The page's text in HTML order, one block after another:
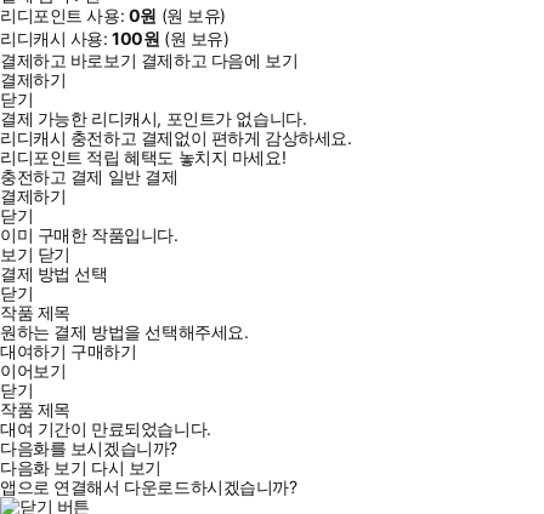
리디포인트 사용: 0원 (원 보유)
리디캐시 사용:100원 (원 보유)
결제하고 바로보기 결제하고 다음에 보기
결제하기
닫기
결제 가능한 리디캐시, 포인트가 없습니다.
리디캐시 충전하고 결제없이 편하게 감상하세요.
리디포인트 적립 혜택도 놓치지 마세요!
충전하고 결제 일반 결제
결제하기
닫기
이미 구매한 작품입니다.
보기 닫기
결제 방법 선택
닫기
작품 제목
원하는 결제 방법을 선택해주세요.
대여하기 구매하기
이어보기
닫기
작품 제목
대여 기간이 만료되었습니다.
다음화를 보시겠습니까?
다음화 보기 다시 보기
앱으로 연결해서 다운로드하시겠습니까?